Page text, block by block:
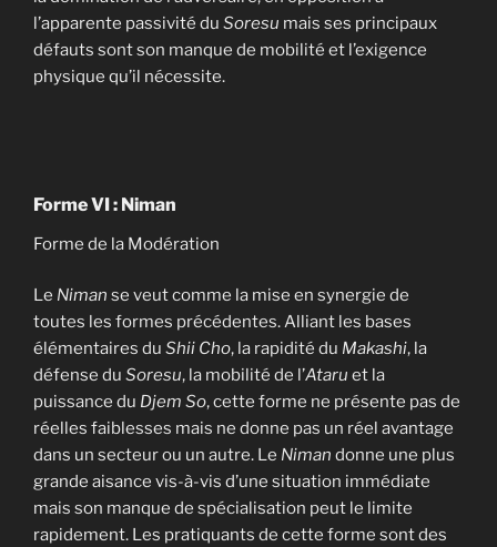
l’apparente passivité du Soresu mais ses principaux
défauts sont son manque de mobilité et l’exigence
physique qu’il nécessite.
Forme VI : Niman
Forme de la Modération
Le Niman se veut comme la mise en synergie de
toutes les formes précédentes. Alliant les bases
élémentaires du Shii Cho, la rapidité du Makashi, la
défense du Soresu, la mobilité de l’Ataru et la
puissance du Djem So, cette forme ne présente pas de
réelles faiblesses mais ne donne pas un réel avantage
dans un secteur ou un autre. Le Niman donne une plus
grande aisance vis-à-vis d’une situation immédiate
mais son manque de spécialisation peut le limite
rapidement. Les pratiquants de cette forme sont des